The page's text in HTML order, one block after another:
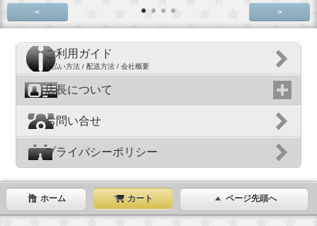
< >
ご利用ガイド
支払い方法 / 配送方法 / 会社概要
店長について
お問い合せ
プライバシーポリシー
ホーム カート ページ先頭へ